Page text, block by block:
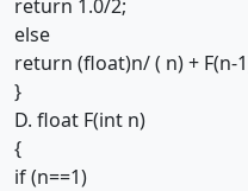
return 1.0/2;
else
return (float)n/ ( n) + F(n-
}
D. float F(int n)
{
if (n==1)